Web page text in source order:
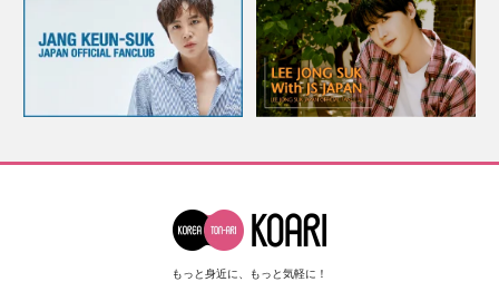
もっと身近に、もっと気軽に！